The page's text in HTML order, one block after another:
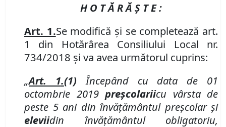
H O T Ă R Ă Ş T E :
Art. 1.Se modifică şi se completează art.
1 din Hotărârea Consiliului Local nr.
734/2018 şi va avea următorul cuprins:
„Art. 1.(1)Începând cu data de 01
octombrie 2019 preşcolariicu vârsta de
peste 5 anidin învăţământul preşcolarşi
eleviidin învăţământul obligatoriu,